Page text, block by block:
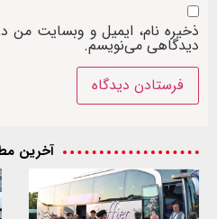
ذخیره نام، ایمیل و وبسایت من
دیدگاهی می‌نویسم.
آخرین